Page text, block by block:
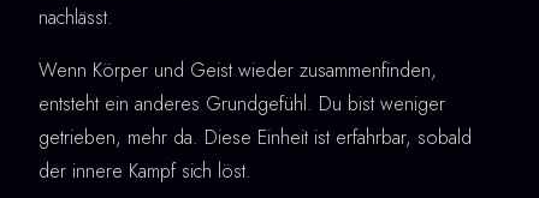
nachlässt.
Wenn Körper und Geist wieder zusammenfinden,
entsteht ein anderes Grundgefühl. Du bist weniger
getrieben, mehr da. Diese Einheit ist erfahrbar, sobald
der innere Kampf sich löst.